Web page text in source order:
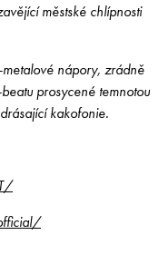
městské chlípnosti
nápory, zrádně
prosycené temnotou
kakofonie.